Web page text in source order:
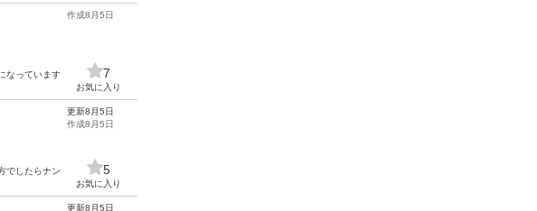
なっています
作成8月5日
7
お気に入り
でしたらナン
更新8月5日
作成8月5日
5
お気に入り
更新8月5日